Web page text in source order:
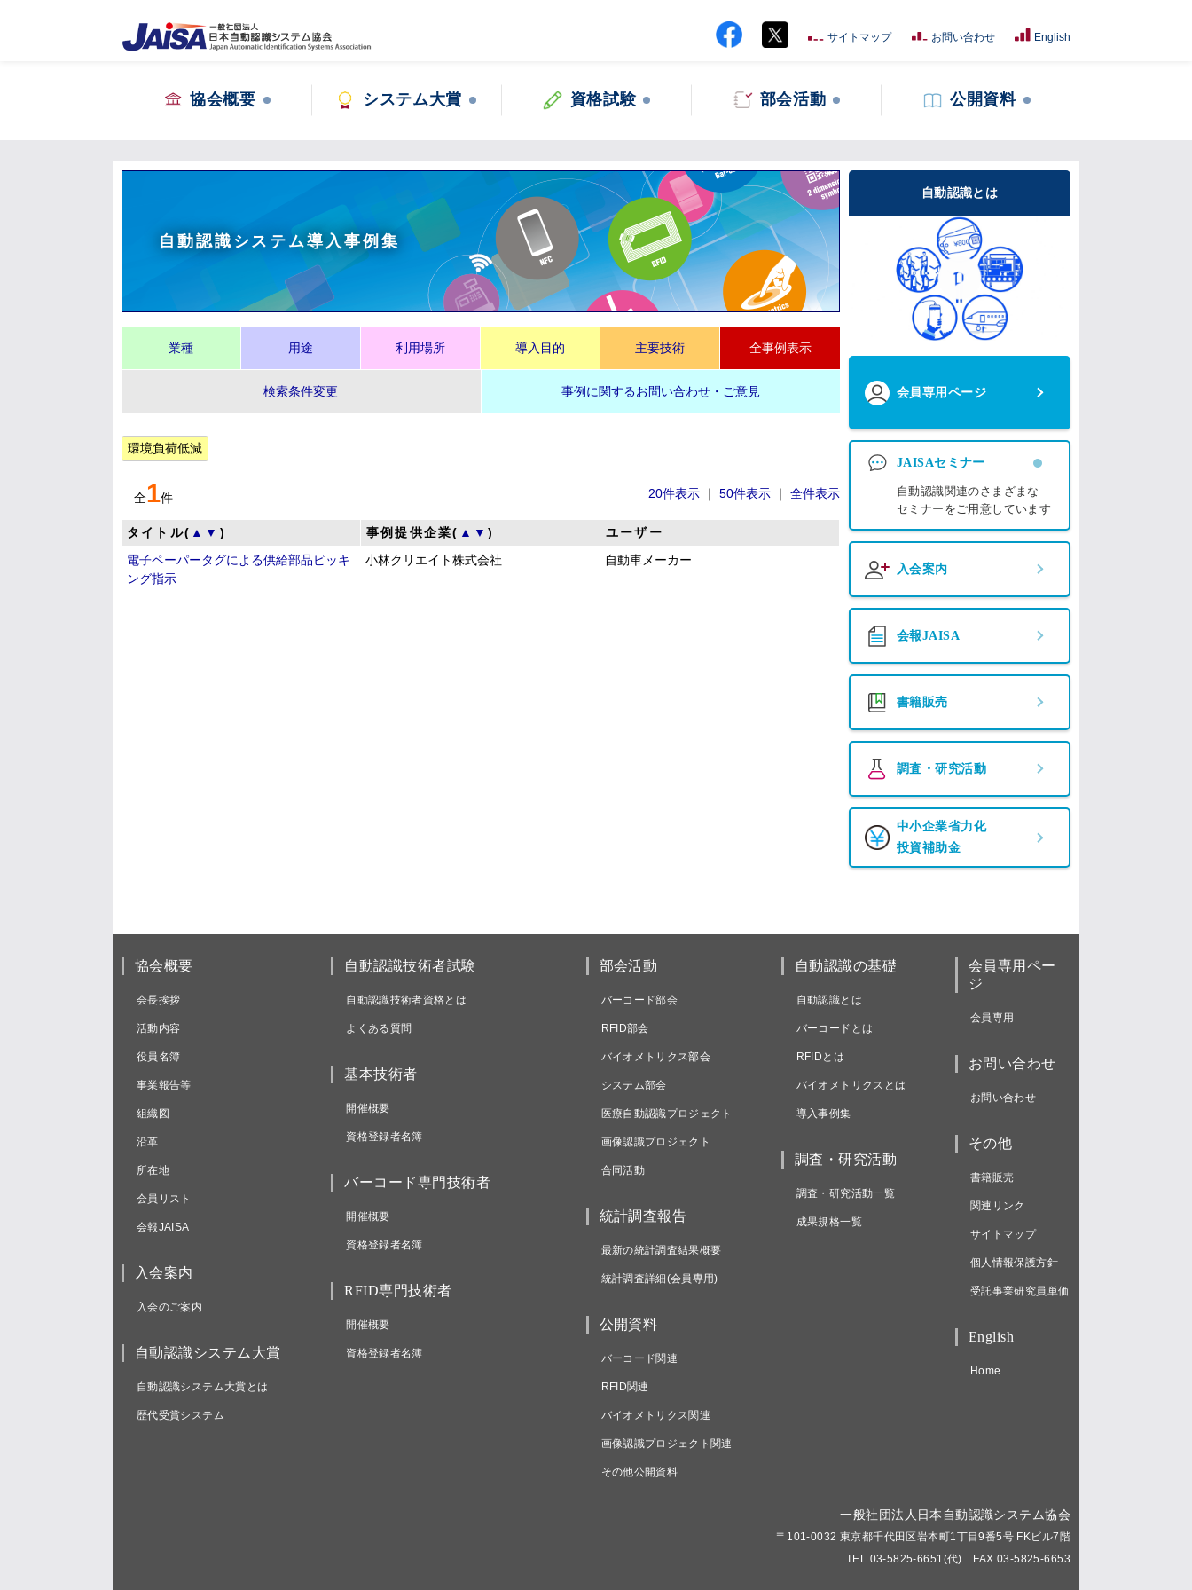
サイトマップ お問い合わせ English
協会概要 システム大賞 資格試験 部会活動 公開資料
自動認識システム導入事例集
業種 用途 利用場所 導入目的 主要技術 全事例表示
検索条件変更 事例に関するお問い合わせ・ご意見
環境負荷低減
全1件 20件表示 ｜ 50件表示 ｜ 全件表示
タイトル( ▲ ▼ ) 事例提供企業( ▲ ▼)
ユーザー
電子ペーパータグによる供給部品ピッキ
ング指示
小林クリエイト株式会社 自動車メーカー
自動認識とは
会員専用ページ
JAISAセミナー
自動認識関連のさまざまな
セミナーをご用意しています
入会案内
会報JAISA
書籍販売
調査・研究活動
中小企業省力化
投資補助金
協会概要
会長挨拶
活動内容
役員名簿
事業報告等
組織図
沿革
所在地
会員リスト
会報JAISA
入会案内
入会のご案内
自動認識システム大賞
自動認識システム大賞とは
歴代受賞システム
自動認識技術者試験
自動認識技術者資格とは
よくある質問
基本技術者
開催概要
資格登録者名簿
バーコード専門技術者
開催概要
資格登録者名簿
RFID専門技術者
開催概要
資格登録者名簿
部会活動
バーコード部会
RFID部会
バイオメトリクス部会
システム部会
医療自動認識プロジェクト
画像認識プロジェクト
合同活動
統計調査報告
最新の統計調査結果概要
統計調査詳細(会員専用)
公開資料
バーコード関連
RFID関連
バイオメトリクス関連
画像認識プロジェクト関連
その他公開資料
自動認識の基礎
自動認識とは
バーコードとは
RFIDとは
バイオメトリクスとは
導入事例集
調査・研究活動
調査・研究活動一覧
成果規格一覧
会員専用ペー
ジ
会員専用
お問い合わせ
お問い合わせ
その他
書籍販売
関連リンク
サイトマップ
個人情報保護方針
受託事業研究員単価
English
Home
一般社団法人日本自動認識システム協会
〒101-0032 東京都千代田区岩本町1丁目9番5号 FKビル7階
TEL.03-5825-6651(代) FAX.03-5825-6653